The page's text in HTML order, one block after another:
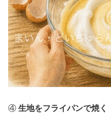
④ 生地をフライパンで焼く